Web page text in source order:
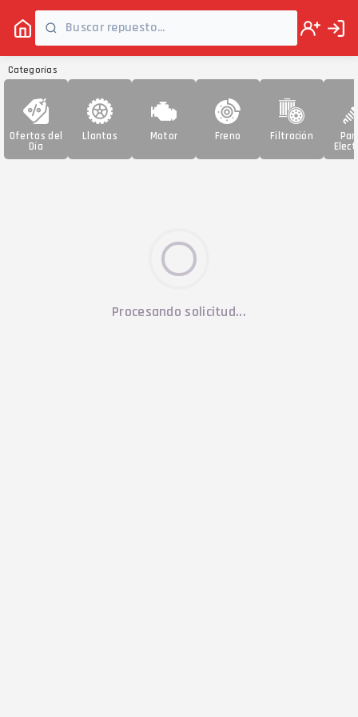
Categorías
Ofertas del
Día
Llantas Motor Freno Filtración
Procesando solicitud...